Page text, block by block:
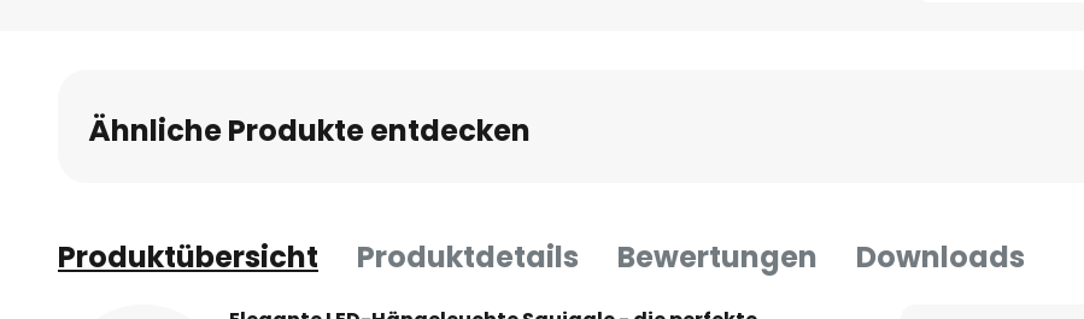
Ähnliche Produkte entdecken
Produktübersicht Produktdetails Bewertungen Downloads